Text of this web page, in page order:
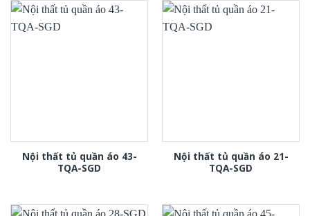
Nội thất tủ quần áo 43-
TQA-SGD
Nội thất tủ quần áo 21-
TQA-SGD